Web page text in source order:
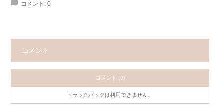
コメント: 0
コメント
コメント (0)
トラックバックは利用できません。